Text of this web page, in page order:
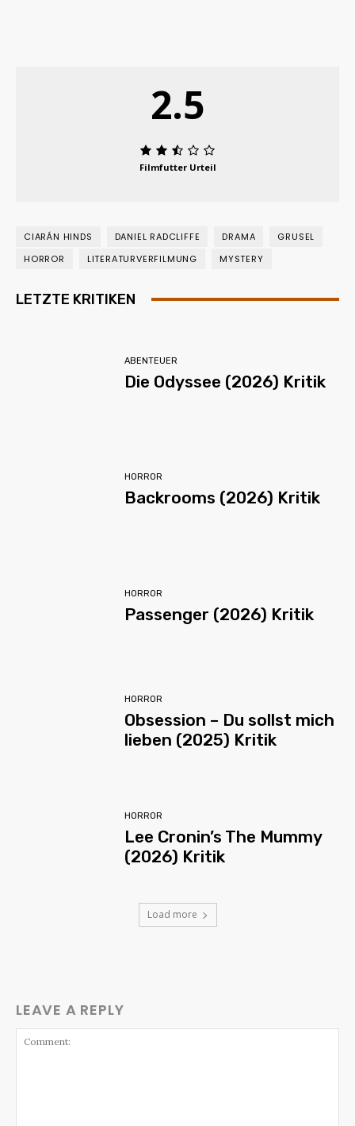
2.5
Filmfutter Urteil
CIARÁN HINDS DANIEL RADCLIFFE DRAMA
GRUSEL
HORROR
LITERATURVERFILMUNG MYSTERY
LETZTE KRITIKEN
ABENTEUER
Die Odyssee (2026) Kritik
HORROR
Backrooms (2026) Kritik
HORROR
Passenger (2026) Kritik
HORROR
Obsession – Du sollst mich
lieben (2025) Kritik
HORROR
Lee Cronin’s The Mummy
(2026) Kritik
Load more
LEAVE A REPLY